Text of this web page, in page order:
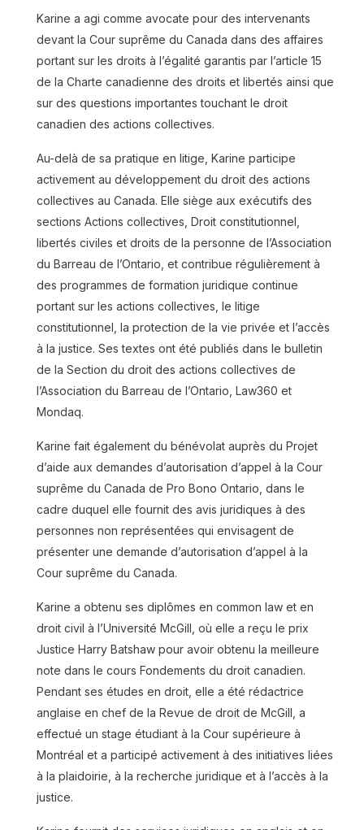
Jeanine Alphonse
Read more
Read more
Karine a agi comme avocate pour des intervenants
devant la Cour suprême du Canada dans des affaires
portant sur les droits à l’égalité garantis par l’article 15
de la Charte canadienne des droits et libertés ainsi que
sur des questions importantes touchant le droit
canadien des actions collectives.
Au-delà de sa pratique en litige, Karine participe
activement au développement du droit des actions
collectives au Canada. Elle siège aux exécutifs des
sections Actions collectives, Droit constitutionnel,
libertés civiles et droits de la personne de l’Association
du Barreau de l’Ontario, et contribue régulièrement à
des programmes de formation juridique continue
portant sur les actions collectives, le litige
constitutionnel, la protection de la vie privée et l’accès
à la justice. Ses textes ont été publiés dans le bulletin
de la Section du droit des actions collectives de
l’Association du Barreau de l’Ontario, Law360 et
Mondaq.
Karine fait également du bénévolat auprès du Projet
d’aide aux demandes d’autorisation d’appel à la Cour
suprême du Canada de Pro Bono Ontario, dans le
cadre duquel elle fournit des avis juridiques à des
personnes non représentées qui envisagent de
présenter une demande d’autorisation d’appel à la
Cour suprême du Canada.
Karine a obtenu ses diplômes en common law et en
droit civil à l’Université McGill, où elle a reçu le prix
Justice Harry Batshaw pour avoir obtenu la meilleure
note dans le cours Fondements du droit canadien.
Pendant ses études en droit, elle a été rédactrice
anglaise en chef de la Revue de droit de McGill, a
effectué un stage étudiant à la Cour supérieure à
Montréal et a participé activement à des initiatives liées
à la plaidoirie, à la recherche juridique et à l’accès à la
justice.